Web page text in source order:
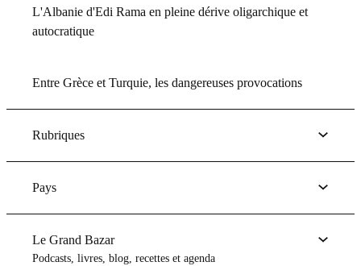
L'Albanie d'Edi Rama en pleine dérive oligarchique et
autocratique
Entre Grèce et Turquie, les dangereuses provocations
Rubriques
Pays
Le Grand Bazar
Podcasts, livres, blog, recettes et agenda